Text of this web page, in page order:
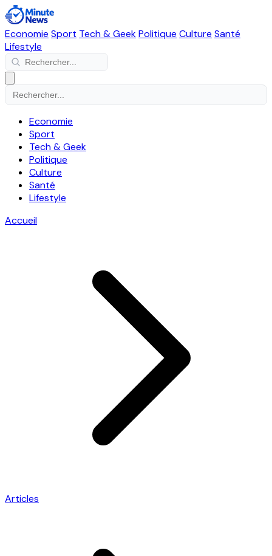
Economie Sport Tech & GeekPolitique Culture Santé
Lifestyle
Economie
Sport
Tech & Geek
Politique
Culture
Santé
Lifestyle
Accueil
Articles